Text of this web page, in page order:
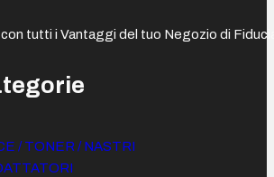
tutti i Vantaggi del tuo Negozio di
/ TONER / NASTRI